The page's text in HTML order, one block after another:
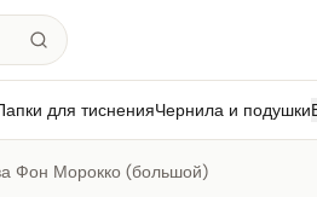
для тисненияЧернила и подушки
Фон Морокко (большой)